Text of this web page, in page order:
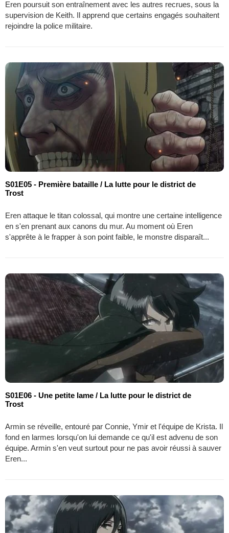
Eren poursuit son entraînement avec les autres recrues, sous la
supervision de Keith. Il apprend que certains engagés souhaitent
rejoindre la police militaire.
S01E05 - Première bataille / La lutte pour le district de
Trost
Eren attaque le titan colossal, qui montre une certaine intelligence
en s'en prenant aux canons du mur. Au moment où Eren
s'apprête à le frapper à son point faible, le monstre disparaît...
S01E06 - Une petite lame / La lutte pour le district de
Trost
Armin se réveille, entouré par Connie, Ymir et l'équipe de Krista. Il
fond en larmes lorsqu'on lui demande ce qu'il est advenu de son
équipe. Armin s'en veut surtout pour ne pas avoir réussi à sauver
Eren...